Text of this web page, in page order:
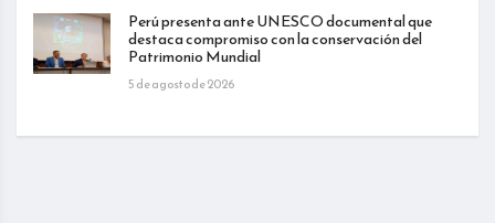
Perú presenta ante UNESCO documental que
destaca compromiso con la conservación del
Patrimonio Mundial
5 de agosto de 2026